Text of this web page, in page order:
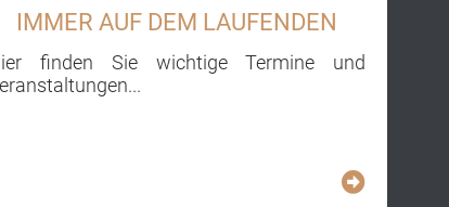
IMMER AUF DEM LAUFENDEN
finden Sie wichtige Termine und